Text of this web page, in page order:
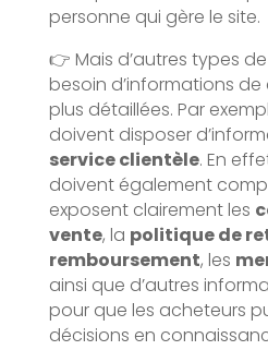
personne qui gère le site.
👉 Mais d’autres types
besoin d’informations
plus détaillées. Par
doivent disposer
service clientèle. En
doivent également
exposent clairement les
vente, la politique de
remboursement, les
ainsi que d’autres
pour que les acheteurs
décisions en